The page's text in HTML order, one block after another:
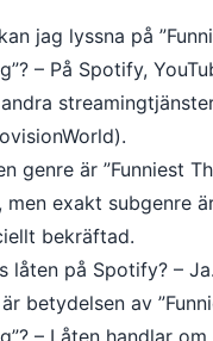
jag lyssna på
– På Spotify,
genre är ”Funniest
men exakt subgenre
bekräftad.
låten på Spotify? –
betydelsen av